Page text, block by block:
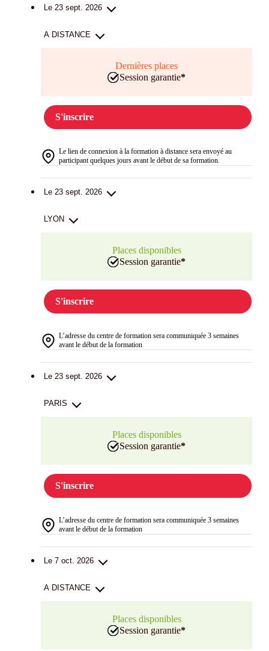
Le 23 sept. 2026
A DISTANCE
Dernières places
Session garantie*
S'inscrire
Le lien de connexion à la formation à distance sera envoyé au
participant quelques jours avant le début de sa formation.
Le 23 sept. 2026
LYON
Places disponibles
Session garantie*
S'inscrire
L’adresse du centre de formation sera communiquée 3 semaines
avant le début de la formation
Le 23 sept. 2026
PARIS
Places disponibles
Session garantie*
S'inscrire
L’adresse du centre de formation sera communiquée 3 semaines
avant le début de la formation
Le 7 oct. 2026
A DISTANCE
Places disponibles
Session garantie*